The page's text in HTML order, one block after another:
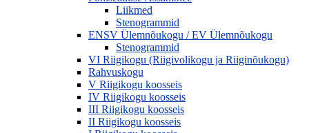
Liikmed
Stenogrammid
ENSV Ülemnõukogu / EV Ülemnõukogu
Stenogrammid
VI Riigikogu (Riigivolikogu ja Riiginõukogu)
Rahvuskogu
V Riigikogu koosseis
IV Riigikogu koosseis
III Riigikogu koosseis
II Riigikogu koosseis